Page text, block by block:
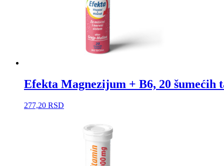
Efekta Magnezijum + B6, 20 šumećih
277,20 RSD